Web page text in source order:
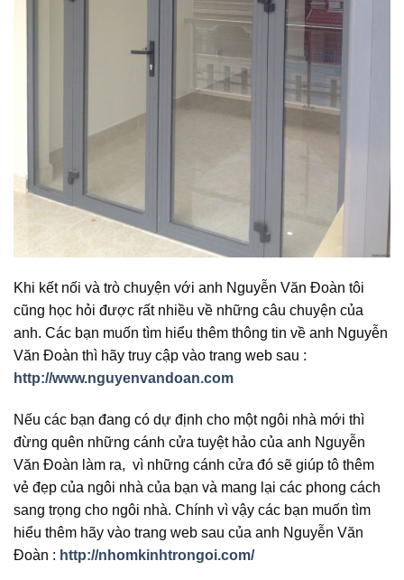
Khi kết nối và trò chuyện với anh Nguyễn Văn Đoàn tôi
cũng học hỏi được rất nhiều về những câu chuyện của
anh. Các bạn muốn tìm hiểu thêm thông tin về anh Nguyễn
Văn Đoàn thì hãy truy cập vào trang web sau :
http://www.nguyenvandoan.com
Nếu các bạn đang có dự định cho một ngôi nhà mới thì
đừng quên những cánh cửa tuyệt hảo của anh Nguyễn
Văn Đoàn làm ra, vì những cánh cửa đó sẽ giúp tô thêm
vẻ đẹp của ngôi nhà của bạn và mang lại các phong cách
sang trọng cho ngôi nhà. Chính vì vậy các bạn muốn tìm
hiểu thêm hãy vào trang web sau của anh Nguyễn Văn
Đoàn : http://nhomkinhtrongoi.com/